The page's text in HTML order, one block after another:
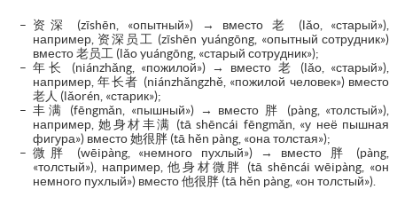
资深 (zīshēn, «опытный») → вместо 老 (lǎo, «старый»),
например, 资深员工 (zīshēn yuángōng, «опытный сотрудник»)
вместо 老员工 (lǎo yuángōng, «старый сотрудник»);
年长 (niánzhǎng, «пожилой») → вместо 老 (lǎo, «старый»),
например, 年长者 (niánzhǎngzhě, «пожилой человек») вместо
老人 (lǎorén, «старик»);
丰满 (fēngmǎn, «пышный») → вместо 胖 (pàng, «толстый»),
например, 她身材丰满 (tā shēncái fēngmǎn, «у неё пышная
фигура») вместо 她很胖 (tā hěn pàng, «она толстая»);
微胖 (wēipàng, «немного пухлый») → вместо 胖 (pàng,
«толстый»), например, 他身材微胖 (tā shēncái wēipàng, «он
немного пухлый») вместо 他很胖 (tā hěn pàng, «он толстый»).